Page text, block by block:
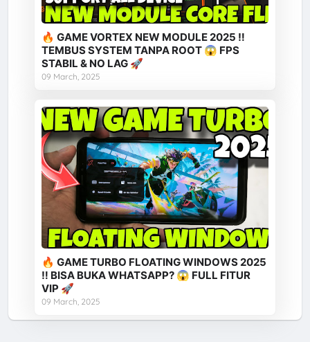
🔥 GAME VORTEX NEW MODULE 2025 ‼️
TEMBUS SYSTEM TANPA ROOT 😱 FPS
STABIL & NO LAG 🚀
09 March, 2025
🔥 GAME TURBO FLOATING WINDOWS 2025
‼️ BISA BUKA WHATSAPP? 😱 FULL FITUR
VIP 🚀
09 March, 2025